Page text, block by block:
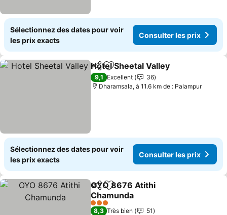
Sélectionnez des dates pour voir
les prix exacts
Consulter les prix
PartagerAjouter à mes favoris
Hotel Sheetal Valley
9,1 Excellent
36
Dharamsala, à 11.6 km de : Palampur
Sélectionnez des dates pour voir
les prix exacts
Consulter les prix
PartagerAjouter à mes favoris
OYO 8676 Atithi
Chamunda
Consulter les prix
3 Étoiles
8,3 Très bien
51